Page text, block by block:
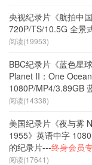
央视纪录片《航拍中
720P/TS/10.5G 全景
阅读(19953)
BBC纪录片《蓝色星
Planet II：One
1080P/MP4/3.89GB
阅读(14338)
美国纪录片《夜与雾
1955》英语中字
的纪录片---终身会员
阅读(17641)